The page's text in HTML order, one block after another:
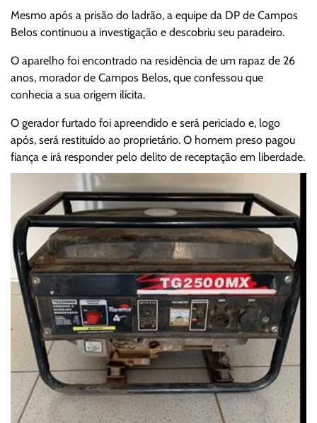
Mesmo após a prisão do ladrão, a equipe da DP de Campos
Belos continuou a investigação e descobriu seu paradeiro.
O aparelho foi encontrado na residência de um rapaz de 26
anos, morador de Campos Belos, que confessou que
conhecia a sua origem ilícita.
O gerador furtado foi apreendido e será periciado e, logo
após, será restituído ao proprietário. O homem preso pagou
fiança e irá responder pelo delito de receptação em liberdade.